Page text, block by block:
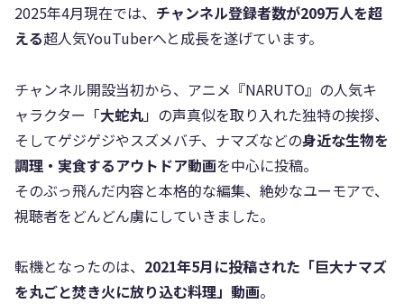
2025年4月現在では、 チャンネル登録者数が209万人を超
える超人気YouTuberへと成長を遂げています。
チャンネル開設当初から、アニメ『NARUTO』の人気キ
ャラクター「大蛇丸」の声真似を取り入れた独特の挨拶、
そしてゲジゲジやスズメバチ、ナマズなどの身近な生物を
調理・実食するアウトドア動画を中心に投稿。
そのぶっ飛んだ内容と本格的な編集、絶妙なユーモアで、
視聴者をどんどん虜にしていきました。
転機となったのは、 2021年5月に投稿された「巨大ナマズ
を丸ごと焚き火に放り込む料理」動画。